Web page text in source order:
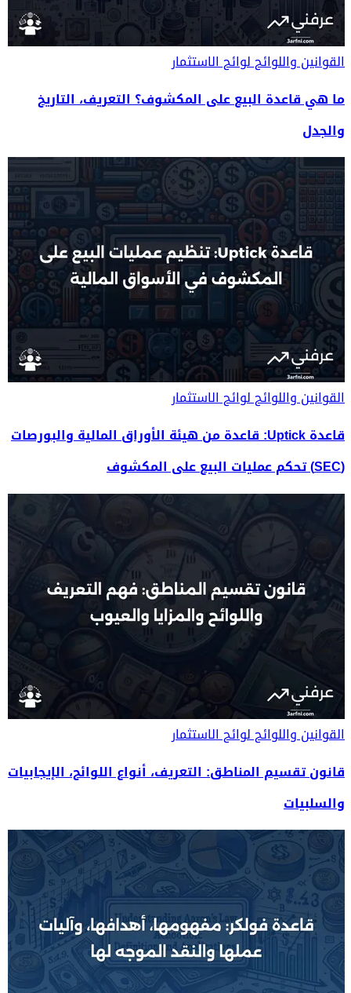
القوانين واللوائحلوائح الاستثمار
ما هي قاعدة البيع على المكشوف؟ التعريف، التاريخ
والجدل
القوانين واللوائحلوائح الاستثمار
قاعدة Uptick: قاعدة من هيئة الأوراق المالية والبورصات
(SEC) تحكم عمليات البيع على المكشوف
القوانين واللوائحلوائح الاستثمار
قانون تقسيم المناطق: التعريف، أنواع اللوائح، الإيجابيات
والسلبيات